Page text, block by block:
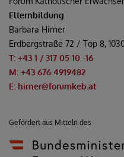
Elternbildung
Barbara Hirner
Erdbergstraße 72 / Top 8,
T: +43 1 / 317 05 10 -16
M: +43 676 4919482
E: hirner@forumkeb.at
Gefördert aus Mitteln des